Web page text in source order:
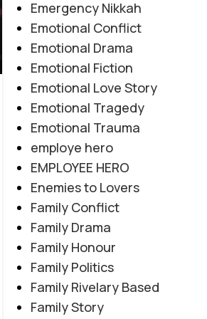
EMOTIONAL LOVE STORY
MULTIPLE COUPLE BASE
REVENGE BASED,ROMANTIC URDU
Amanat E Ishq By
Posted by
"میں تمہیں چھوڑ کر نہیں جاؤں گا... تم میری زندگی ہو،
محبتیں جان مانگتی نہیں... خود
"عشق جب امانت بن جائے، تو
CONTINUE
Emergency Nikkah
Emotional Conflict
Emotional Drama
Emotional Fiction
Emotional Love Story
Emotional Tragedy
Emotional Trauma
employe hero
EMPLOYEE HERO
Enemies to Lovers
Family Conflict
Family Drama
Family Honour
Family Politics
Family Rivelary Based
Family Story